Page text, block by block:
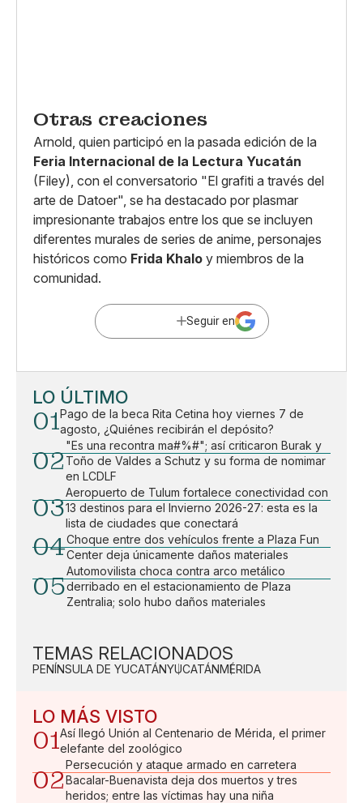
Otras creaciones
Arnold, quien participó en la pasada edición de la
Feria Internacional de la Lectura Yucatán
(Filey), con el conversatorio "El grafiti a través del
arte de Datoer", se ha destacado por plasmar
impresionante trabajos entre los que se incluyen
diferentes murales de series de anime, personajes
históricos como Frida Khalo y miembros de la
comunidad.
Seguir en
LO ÚLTIMO
01Pago de la beca Rita Cetina hoy viernes 7 de
agosto, ¿Quiénes recibirán el depósito?
02
"Es una recontra ma#%#"; así criticaron Burak y
Toño de Valdes a Schutz y su forma de nomimar
en LCDLF
03
Aeropuerto de Tulum fortalece conectividad con
13 destinos para el Invierno 2026-27: esta es la
lista de ciudades que conectará
04Choque entre dos vehículos frente a Plaza Fun
Center deja únicamente daños materiales
05
Automovilista choca contra arco metálico
derribado en el estacionamiento de Plaza
Zentralia; solo hubo daños materiales
TEMAS RELACIONADOS
PENÍNSULA DE YUCATÁNYUCATÁNMÉRIDA
LO MÁS VISTO
01Así llegó Unión al Centenario de Mérida, el primer
elefante del zoológico
02
Persecución y ataque armado en carretera
Bacalar-Buenavista deja dos muertos y tres
heridos; entre las víctimas hay una niña